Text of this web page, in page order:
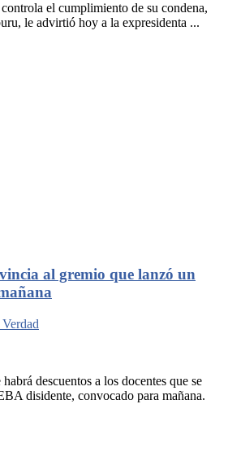
el cumplimiento de su condena,
le advirtió hoy a la expresidenta ...
al gremio que lanzó un
descuentos a los docentes que se
disidente, convocado para mañana.